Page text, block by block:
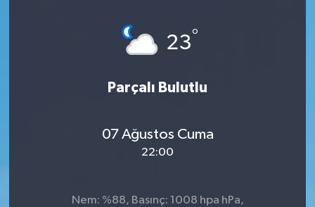
23°
Parçalı Bulutlu
07 Ağustos Cuma
22:00
Nem: %88, Basınç: 1008 hpa hPa,